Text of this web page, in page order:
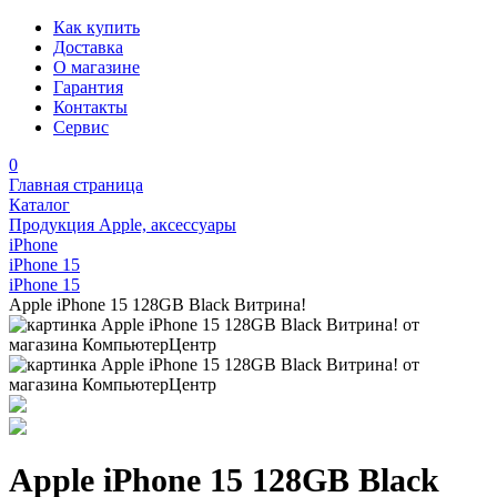
Как купить
Доставка
О магазине
Гарантия
Контакты
Сервис
0
Главная страница
Каталог
Продукция Apple, аксессуары
iPhone
iPhone 15
iPhone 15
Apple iPhone 15 128GB Black Витрина!
Apple iPhone 15 128GB Black